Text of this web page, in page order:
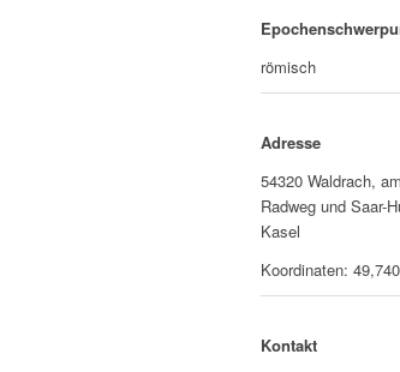
römisch
Adresse
54320 Waldrach,
Radweg und Saar-
Kasel
Koordinaten:
Kontakt